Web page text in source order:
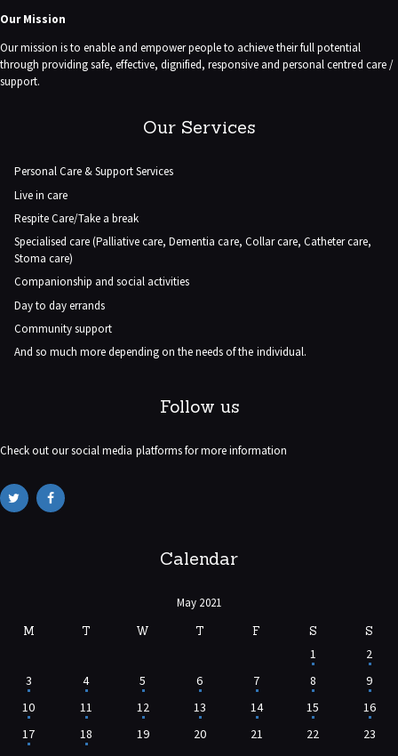
Our Mission
Our mission is to enable and empower people to achieve their full potential
through providing safe, effective, dignified, responsive and personal centred care /
support.
Our Services
Personal Care & Support Services
Live in care
Respite Care/Take a break
Specialised care (Palliative care, Dementia care, Collar care, Catheter care,
Stoma care)
Companionship and social activities
Day to day errands
Community support
And so much more depending on the needs of the individual.
Follow us
Check out our social media platforms for more information
Calendar
May 2021
M
T W T F S S
1
2
3
4 5 6 7 8
9
10
11 12 13 14 15
16
17
18 19 20 21 22
23